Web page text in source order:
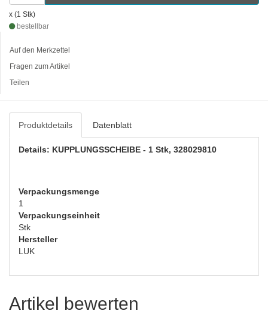
x (1 Stk)
bestellbar
Auf den Merkzettel
Fragen zum Artikel
Teilen
Produktdetails Datenblatt
Details: KUPPLUNGSSCHEIBE - 1 Stk, 328029810
Verpackungsmenge
1
Verpackungseinheit
Stk
Hersteller
LUK
Artikel bewerten